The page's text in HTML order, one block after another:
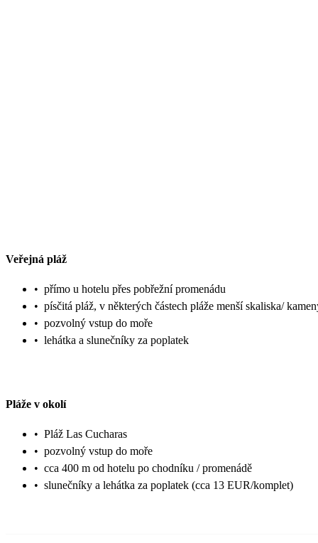
Veřejná pláž
• přímo u hotelu přes pobřežní promenádu
• písčitá pláž, v některých částech pláže menší skaliska/
• pozvolný vstup do moře
• lehátka a slunečníky za poplatek
Pláže v okolí
• Pláž Las Cucharas
• pozvolný vstup do moře
• cca 400 m od hotelu po chodníku / promenádě
• slunečníky a lehátka za poplatek (cca 13 EUR/komplet)